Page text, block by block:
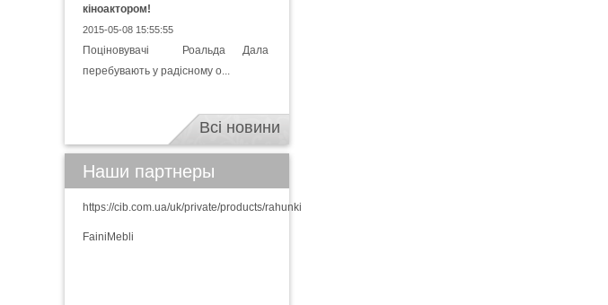
кіноактором!
2015-05-08 15:55:55
Поціновувачі Роальда Дала
перебувають у радісному о...
Всі новини
Наши партнеры
https://cib.com.ua/uk/private/products/rahunki
FainiMebli